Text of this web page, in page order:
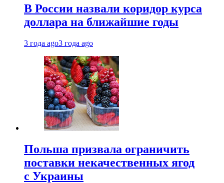
В России назвали коридор курса
доллара на ближайшие годы
3 года ago3 года ago
Польша призвала ограничить
поставки некачественных ягод
с Украины